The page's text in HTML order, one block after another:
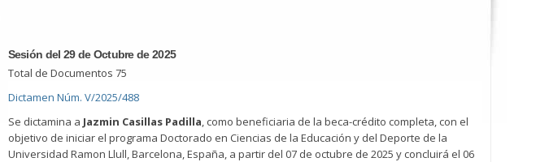
Sesión del 29 de Octubre de 2025
Total de Documentos 75
Dictamen Núm. V/2025/488
Se dictamina a Jazmin Casillas Padilla, como beneficiaria de la beca-crédito completa, con el
objetivo de iniciar el programa Doctorado en Ciencias de la Educación y del Deporte de la
Universidad Ramon Llull, Barcelona, España, a partir del 07 de octubre de 2025 y concluirá el 06